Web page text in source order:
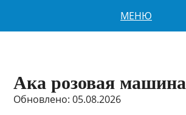
МЕНЮ
Ака розовая машина
Обновлено: 05.08.2026